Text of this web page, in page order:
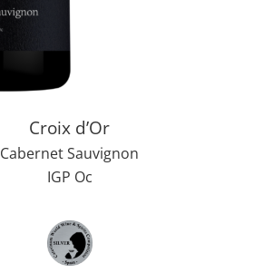
Croix d’Or
Cabernet Sauvignon
IGP Oc